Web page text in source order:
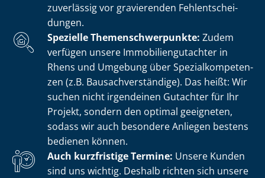
zuverlässig vor gravierenden Fehl­ent­schei­
dun­gen.
Spezielle The­men­schwer­punk­te: Zudem
verfügen unsere Im­mo­bi­li­en­gut­ach­ter in
Rhens und Umgebung über Spe­zi­al­kom­pe­ten­
zen (z.B. Bau­sach­ver­stän­di­ge). Das heißt: Wir
suchen nicht irgendeinen Gutachter für Ihr
Projekt, sondern den optimal geeigneten,
sodass wir auch besondere Anliegen bestens
bedienen können.
Auch kurzfristige Termine: Unsere Kunden
sind uns wichtig. Deshalb richten sich unsere